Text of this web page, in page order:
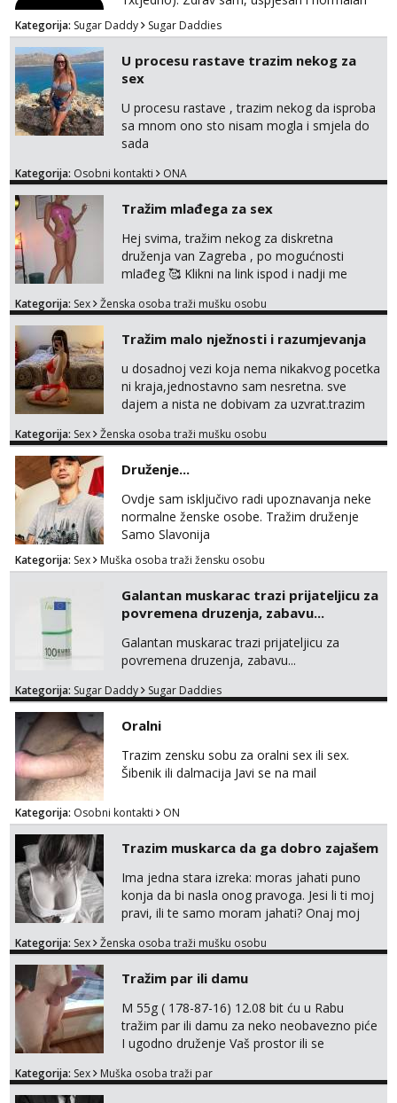
muskarca koji je spreman financijski cijeniti
tvoje vrijeme i trud. Ako smatras da imas sto
ponuditi, javi se s par rijeci o sebi, tome sto
trazis/ocekujes i fotkama na; Telegram
@GentAnte WA 0955812207
Kategorija: Sugar Daddy Sugar Daddies
U procesu rastave trazim nekog za
sex
U procesu rastave , trazim nekog da isproba
sa mnom ono sto nisam mogla i smjela do
sada
Kategorija: Osobni kontakti ONA
Tražim mlađega za sex
Hej svima, tražim nekog za diskretna
druženja van Zagreba , po mogućnosti
mlađeg 🥰 Klikni na link ispod i nadji me
Kategorija: Sex Ženska osoba traži mušku osobu
Tražim malo nježnosti i razumjevanja
u dosadnoj vezi koja nema nikakvog pocetka
ni kraja,jednostavno sam nesretna. sve
dajem a nista ne dobivam za uzvrat.trazim
trazim puno samo malo njeznosti i
poljupce po tijelu koji me jako
pale,obozavam kad muskarac preuzme
kontrolu . javi se :) Klikni na link ispod i nadji
me tamo, cekam te!
Kategorija: Sex Ženska osoba traži mušku osobu
Druženje...
Ovdje sam isključivo radi upoznavanja neke
normalne ženske osobe. Tražim druženje
Samo Slavonija
Kategorija: Sex Muška osoba traži žensku osobu
Galantan muskarac trazi prijateljicu za
povremena druzenja, zabavu...
Galantan muskarac trazi prijateljicu za
povremena druzenja, zabavu...
Kategorija: Sugar Daddy Sugar Daddies
Oralni
Trazim zensku sobu za oralni sex ili sex.
Šibenik ili dalmacija Javi se na mail
Kategorija: Osobni kontakti ON
Trazim muskarca da ga dobro zajašem
Ima jedna stara izreka: moras jahati puno
konja da bi nasla onog pravoga. Jesi li ti moj
pravi, ili te samo moram jahati? Onaj moj
na sexdater link i javi mi se tamo....
Kategorija: Sex Ženska osoba traži mušku osobu
Tražim par ili damu
M 55g ( 178-87-16) 12.08 bit ću u Rabu
tražim par ili damu za neko neobavezno piće
I ugodno druženje Vaš prostor ili se
plaži na noćno kupanje Kontakt
Kategorija: Sex Muška osoba traži par